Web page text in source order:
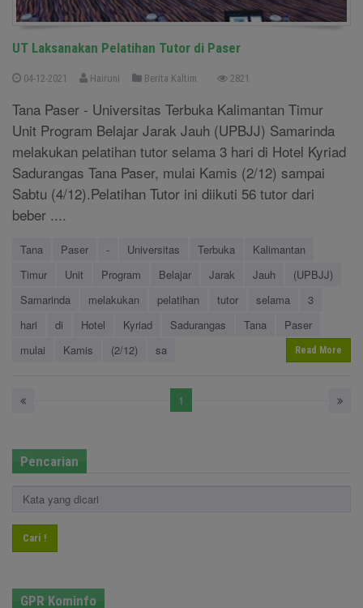
UT Laksanakan Pelatihan Tutor di Paser
04-12-2021 Hairuni Berita Kaltim 2821
Tana Paser - Universitas Terbuka Kalimantan Timur
Unit Program Belajar Jarak Jauh (UPBJJ) Samarinda
melakukan pelatihan tutor selama 3 hari di Hotel Kyriad
Sadurangas Tana Paser, mulai Kamis (2/12) sampai
Sabtu (4/12).Pelatihan Tutor ini diikuti 56 tutor dari
beber ....
Tana Paser - Universitas Terbuka
Kalimantan
Timur
Unit Program Belajar Jarak Jauh
(UPBJJ)
Samarinda
melakukan pelatihan tutor selama
3
hari
di Hotel Kyriad Sadurangas Tana
Paser
mulai
Kamis (2/12) sa Read More
1
Pencarian
Cari !
GPR Kominfo